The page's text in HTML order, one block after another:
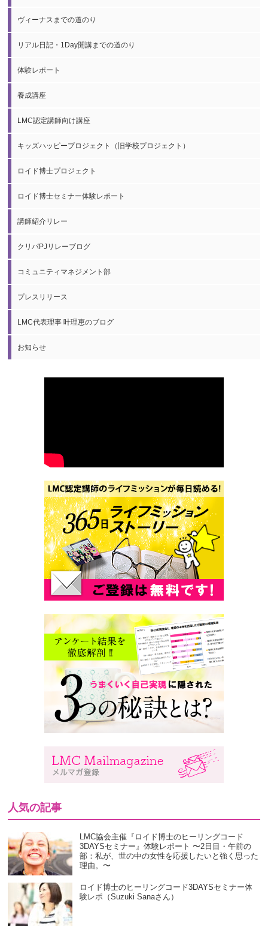
ヴィーナスまでの道のり
リアル日記・1Day開講までの道のり
体験レポート
養成講座
LMC認定講師向け講座
キッズハッピープロジェクト（旧学校プロジェクト）
ロイド博士プロジェクト
ロイド博士セミナー体験レポート
講師紹介リレー
クリパPJリレーブログ
コミュニティマネジメント部
プレスリリース
LMC代表理事 叶理恵のブログ
お知らせ
人気の記事
LMC協会主催『ロイド博士のヒーリングコード
3DAYSセミナー』体験レポート 〜2日目・午前の
部：私が、世の中の女性を応援したいと強く思った
理由。〜
ロイド博士のヒーリングコード3DAYSセミナー体
験レポ（Suzuki Sanaさん）